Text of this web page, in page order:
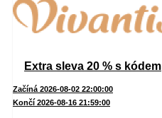
Extra sleva 20 % s kódem
Začíná 2026-08-02 22:00:00
Končí 2026-08-16 21:59:00